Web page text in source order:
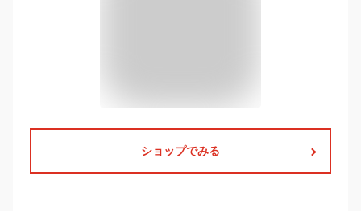
ショップでみる